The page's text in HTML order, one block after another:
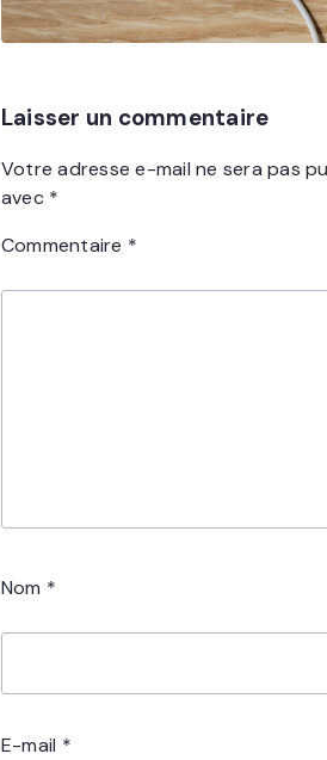
Laisser un commentaire
Votre adresse e-mail ne sera pas
avec *
Commentaire *
Nom *
E-mail *